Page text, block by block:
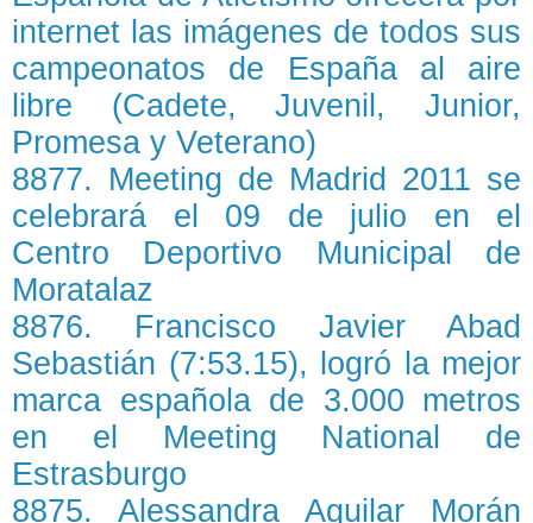
internet las imágenes de todos sus
campeonatos de España al aire
libre (Cadete, Juvenil, Junior,
Promesa y Veterano)
8877. Meeting de Madrid 2011 se
celebrará el 09 de julio en el
Centro Deportivo Municipal de
Moratalaz
8876. Francisco Javier Abad
Sebastián (7:53.15), logró la mejor
marca española de 3.000 metros
en el Meeting National de
Estrasburgo
8875. Alessandra Aguilar Morán